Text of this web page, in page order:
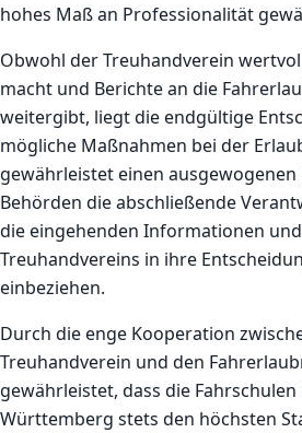
hohes Maß an Professionalität
Obwohl der Treuhandverein
macht und Berichte an die
weitergibt, liegt die endgültige
mögliche Maßnahmen bei der
gewährleistet einen ausgewogenen
Behörden die abschließende
die eingehenden Informationen
Treuhandvereins in ihre
einbeziehen.
Durch die enge Kooperation
Treuhandverein und den
gewährleistet, dass die Fahrschulen
Württemberg stets den höchsten